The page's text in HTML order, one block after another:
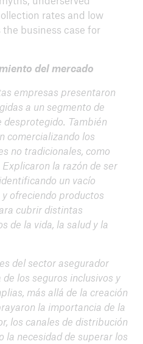
rates and low
business case for
del mercado
empresas presentaron
a un segmento de
También
comercializando los
no tradicionales, como
la razón de ser
un vacío
ofreciendo productos
cubrir distintas
de la vida, la salud y la
del sector asegurador
los seguros inclusivos y
más allá de la creación
la importancia de la
los canales de distribución
la necesidad de superar los